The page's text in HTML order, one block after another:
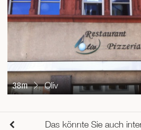
38m Oliv
Das könnte Sie auch